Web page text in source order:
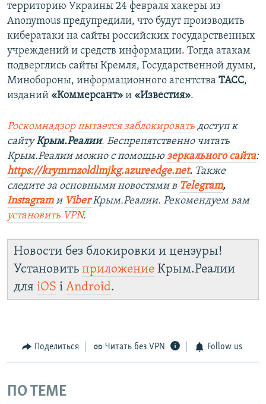
территорию Украины 24 февраля хакеры из
Anonymous предупредили, что будут производить
кибератаки на сайты российских государственных
учреждений и средств информации. Тогда атакам
подверглись сайты Кремля, Государственной думы,
Минобороны, информационного агентства ТАСС,
изданий «Коммерсант» и «Известия».
Роскомнадзор пытается заблокировать доступ к
сайту Крым.Реалии. Беспрепятственно читать
Крым.Реалии можно с помощью зеркального сайта:
https://krymrnzoldlmjkg.azureedge.net. Также
следите за основными новостями в Telegram,
Instagram и ViberКрым.Реалии. Рекомендуем вам
установить VPN.
Новости без блокировки и цензуры!
Установить приложение Крым.Реалии
для iOS і Android.
Поделиться Читать без VPN Follow us
ПО ТЕМЕ